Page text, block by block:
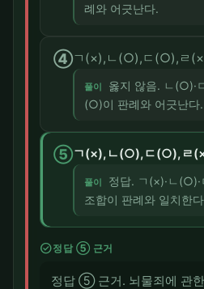
례와 어긋난다.
④ㄱ(×),ㄴ(○),ㄷ(○),ㄹ
풀이
옳지 않음. ㄴ(○)·
(○)이 판례와 어긋난다.
⑤ㄱ(×),ㄴ(○),ㄷ(○),ㄹ
풀이
정답. ㄱ(×)·ㄴ
조합이 판례와 일치한
check_circle정답 ⑤ 근거
정답 ⑤ 근거. 뇌물죄에 관